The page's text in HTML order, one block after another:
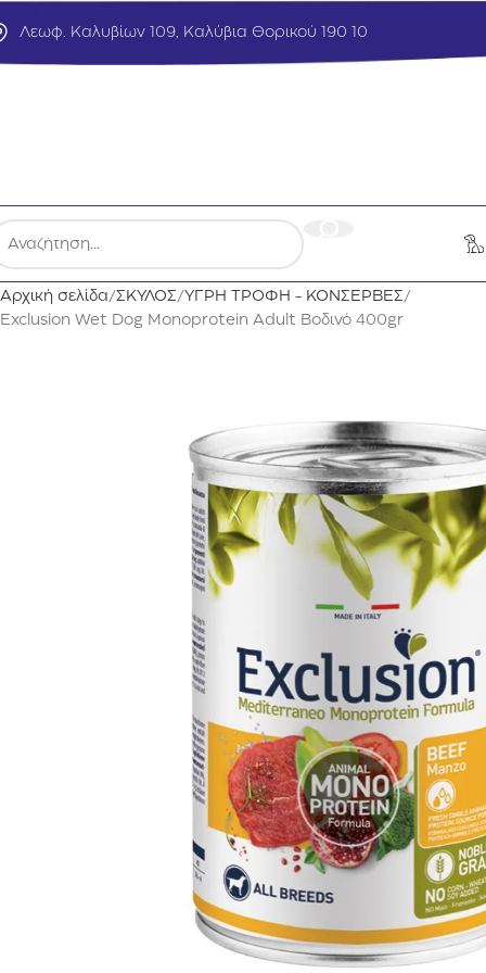
Λεωφ. Καλυβίων 109, Καλύβια Θορικού 190 10
Αρχική σελίδα ΣΚΥΛΟΣ
ΥΓΡΗ ΤΡΟΦΗ - ΚΟΝΣΕΡΒΕΣ
Exclusion Wet Dog Monoprotein Adult Βοδινό 400gr